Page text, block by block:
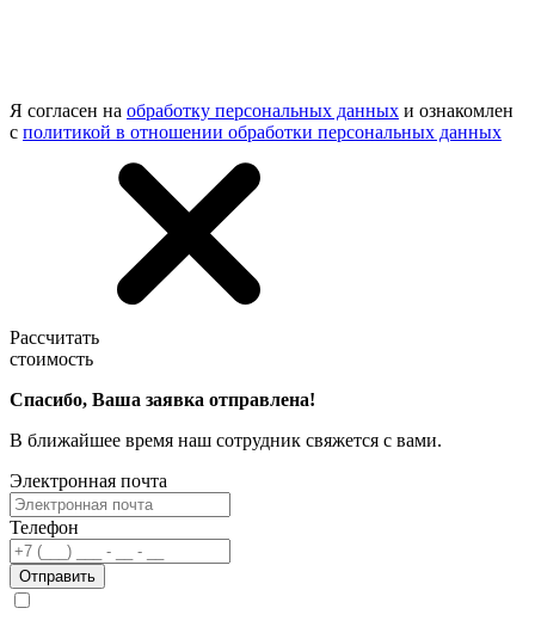
Я согласен на обработку персональных данных и ознакомлен
с политикой в отношении обработки персональных данных
Рассчитать
стоимость
Спасибо, Ваша заявка отправлена!
В ближайшее время наш сотрудник свяжется с вами.
Электронная почта
Телефон
Отправить